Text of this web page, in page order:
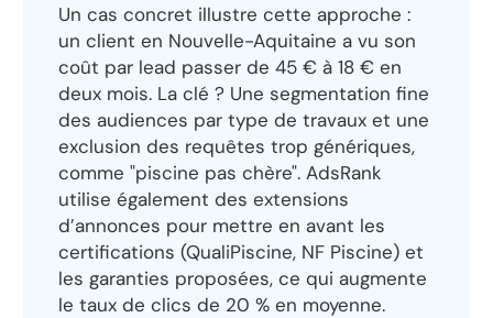
Un cas concret illustre cette approche :
un client en Nouvelle-Aquitaine a vu son
coût par lead passer de 45 € à 18 € en
deux mois. La clé ? Une segmentation fine
des audiences par type de travaux et une
exclusion des requêtes trop génériques,
comme "piscine pas chère". AdsRank
utilise également des extensions
d’annonces pour mettre en avant les
certifications (QualiPiscine, NF Piscine) et
les garanties proposées, ce qui augmente
le taux de clics de 20 % en moyenne.